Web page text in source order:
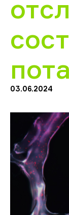
пота
03.06.2024